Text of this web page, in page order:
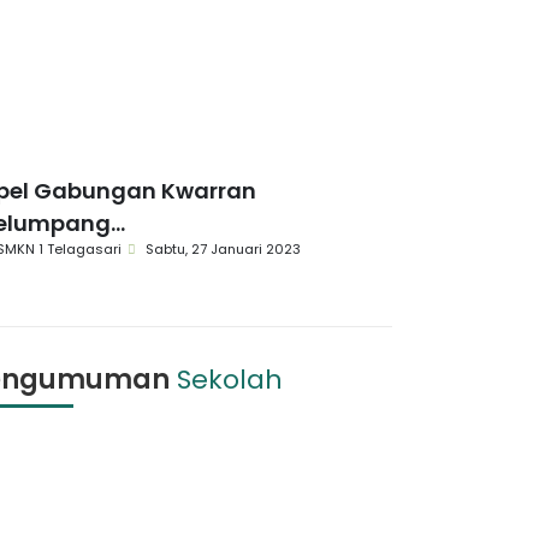
Gabungan Kwarran
1 Telagasari Sabtu, 27 Januari 2023
Sekolah